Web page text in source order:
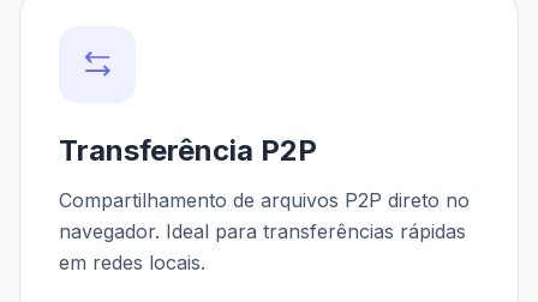
Transferência P2P
Compartilhamento de arquivos P2P direto no
navegador. Ideal para transferências rápidas
em redes locais.